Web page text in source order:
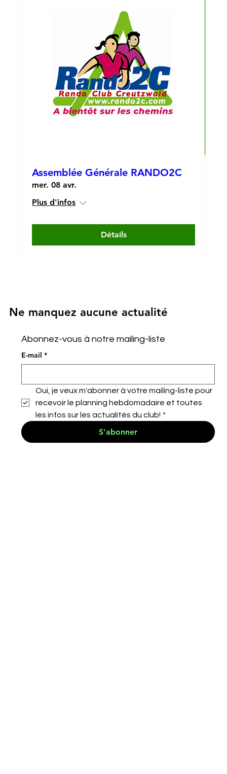
Assemblée Générale RANDO2C
mer. 08 avr.
Plus d'infos
Détails
Abonnez-vous à notre mailing-liste
E-mail *
Oui, je veux m'abonner à votre mailing-liste pour
recevoir le planning hebdomadaire et toutes
les infos sur les actualités du club! *
S'abonner
Ne manquez aucune actualité